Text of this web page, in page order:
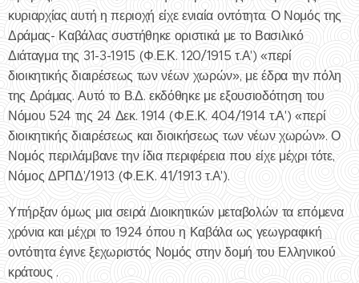
κυριαρχίας αυτή η περιοχή είχε ενιαία οντότητα. Ο Νομός της
Δράμας- Καβάλας συστήθηκε οριστικά με το Βασιλικό
Διάταγμα της 31-3-1915 (Φ.Ε.Κ. 120/1915 τ.Α') «περί
διοικητικής διαιρέσεως των νέων χωρών», με έδρα την πόλη
της Δράμας. Αυτό το Β.Δ. εκδόθηκε με εξουσιοδότηση του
Νόμου 524 της 24 Δεκ. 1914 (Φ.Ε.Κ. 404/1914 τ.Α') «περί
διοικητικής διαιρέσεως και διοικήσεως των νέων χωρών». Ο
Νομός περιλάμβανε την ίδια περιφέρεια που είχε μέχρι τότε,
Νόμος ΔΡΠΔ'/1913 (Φ.Ε.Κ. 41/1913 τ.Α').
Υπήρξαν όμως μια σειρά Διοικητικών μεταβολών τα επόμενα
χρόνια και μέχρι το 1924 όπου η Καβάλα ως γεωγραφική
οντότητα έγινε ξεχωριστός Νομός στην δομή του Ελληνικού
κράτους .